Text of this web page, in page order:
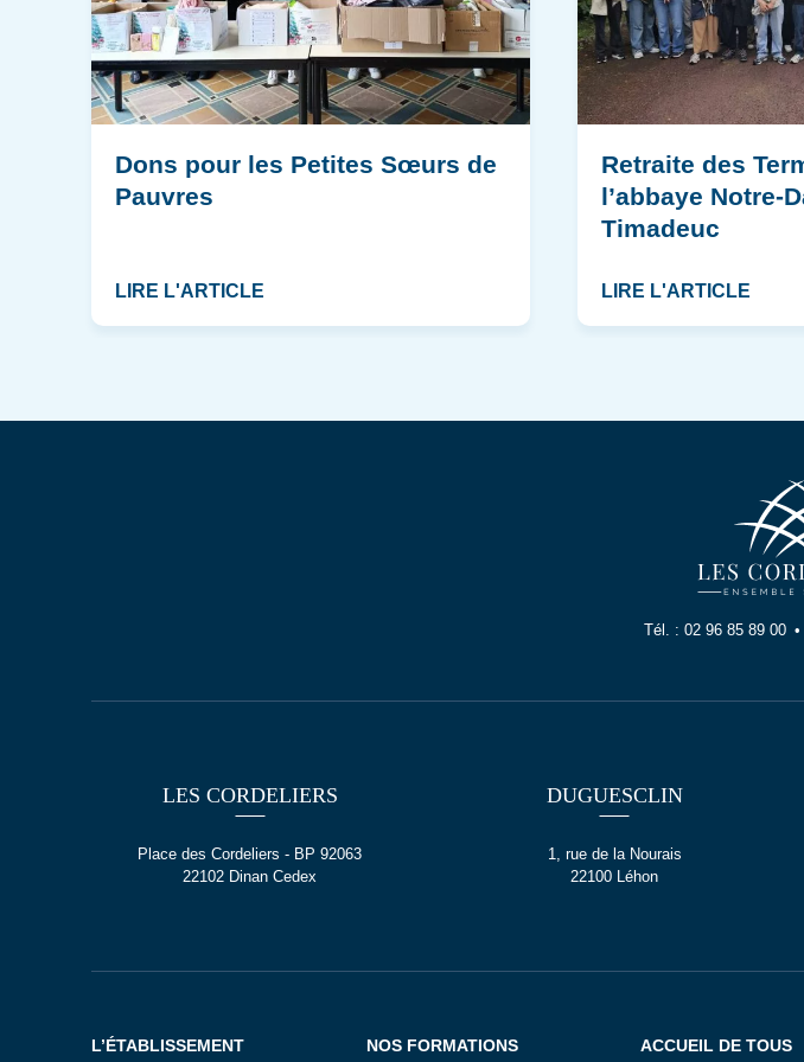
Dons pour les Petites Sœurs de
Pauvres
LIRE L'ARTICLE
Retraite des
l’abbaye Notre-
Timadeuc
LIRE L'ARTICLE
Tél. : 02 96 85 89 00
LES CORDELIERS
Place des Cordeliers - BP 92063
22102 Dinan Cedex
DUGUESCLIN
1, rue de la Nourais
22100 Léhon
L’ÉTABLISSEMENT NOS FORMATIONS ACCUEIL DE TOUS